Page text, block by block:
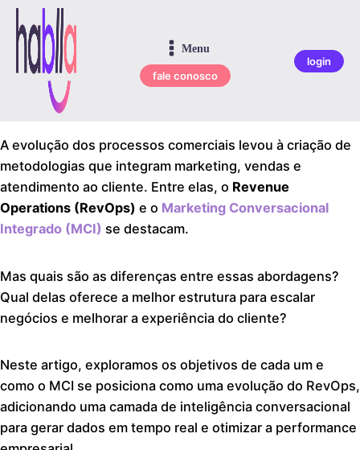
Menu
fale conosco
login
A evolução dos processos comerciais levou à criação de
metodologias que integram marketing, vendas e
atendimento ao cliente. Entre elas, o Revenue
Operations (RevOps) e o Marketing Conversacional
Integrado (MCI) se destacam.
Mas quais são as diferenças entre essas abordagens?
Qual delas oferece a melhor estrutura para escalar
negócios e melhorar a experiência do cliente?
Neste artigo, exploramos os objetivos de cada um e
como o MCI se posiciona como uma evolução do RevOps,
adicionando uma camada de inteligência conversacional
para gerar dados em tempo real e otimizar a performance